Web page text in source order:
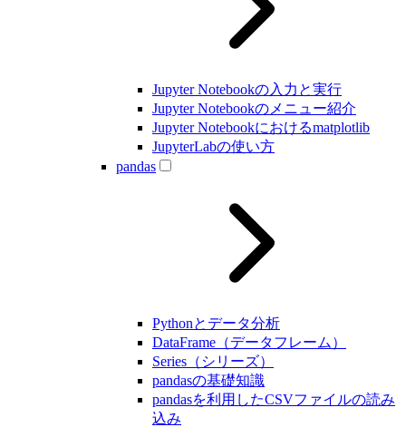
Jupyter Notebookの入力と実行
Jupyter Notebookのメニュー紹介
Jupyter Notebookにおけるmatplotlib
JupyterLabの使い方
pandas
Pythonとデータ分析
DataFrame（データフレーム）
Series（シリーズ）
pandasの基礎知識
pandasを利用したCSVファイルの読み
込み